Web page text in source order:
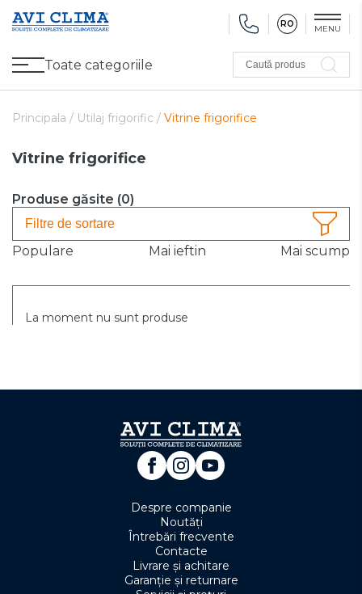
RO MENU
Toate categoriile
Climatizare
Ventilare
Caută produs
Principala / Utilaj frigorific / Vitrine frigorifice
Vitrine frigorifice
Produse găsite (0)
Filtre de sortare
Populare Mai ieftin Mai scump
La moment nu sunt produse
Despre companie
Noutăți
Întrebări frecvente
Contacte
Livrare și achitare
Garanție și returnare